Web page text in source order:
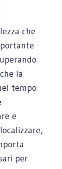
che
la
tempo
e
per